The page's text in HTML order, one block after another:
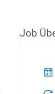
Job